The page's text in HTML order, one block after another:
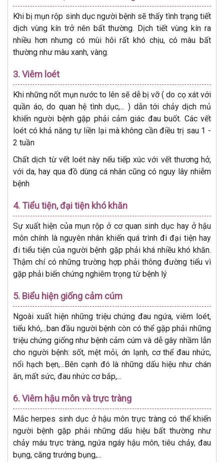
Khi bị mụn rộp sinh dục người bệnh sẽ thấy tình trạng tiết
dịch vùng kín trở nên bất thường. Dịch tiết vùng kín ra
nhiều hơn nhưng có mùi hôi rất khó chịu, có màu bất
thường như màu xanh, vàng.
3. Viêm loét
Khi những nốt mụn nước to lên sẽ dễ bị vỡ ( do cọ xát với
quần áo, do quan hệ tình dục,... ) dẫn tới chảy dịch mủ
khiến người bệnh gặp phải cảm giác đau buốt. Các vết
loét có khả năng tự liền lại mà không cần điều trị sau 1 -
2 tuần
Chất dịch từ vết loét này nếu tiếp xúc với vết thương hở,
với da, hay qua đồ dùng cá nhân cũng có nguy lây nhiễm
bệnh
4. Tiểu tiện, đại tiện khó khăn
Sự xuất hiện của mụn rộp ở cơ quan sinh dục hay ở hậu
môn chính là nguyên nhân khiến quá trình đi đại tiện hay
đi tiểu tiện của người bệnh gặp phải khá nhiều khó khăn.
Thậm chí có những trường hợp phải thông đường tiểu vì
gặp phải biến chứng nghiêm trọng từ bệnh lý
5. Biểu hiện giống cảm cúm
Ngoài xuất hiện những triệu chứng đau ngứa, viêm loét,
tiểu khó,...ban đầu người bệnh còn có thể gặp phải những
triệu chứng giống như bệnh cảm cúm và dễ gây nhầm lẫn
cho người bệnh: sốt, mệt mỏi, ớn lạnh, cơ thể đau nhức,
nổi hạch bẹn,...Bên cạnh đó là những dấu hiệu như chán
ăn, mất sức, đau nhức cơ bắp,...
6. Viêm hậu môn và trực tràng
Mắc herpes sinh dục ở hậu môn trực tràng có thể khiến
người bệnh gặp phải những dấu hiệu bất thường như
chảy máu trực tràng, ngứa ngáy hậu môn, tiêu chảy, đau
bụng, căng trướng bụng,...